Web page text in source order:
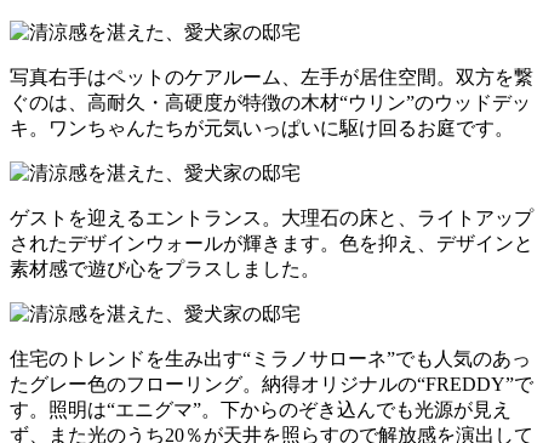
写真右手はペットのケアルーム、左手が居住空間。双方を繋
ぐのは、高耐久・高硬度が特徴の木材“ウリン”のウッドデッ
キ。ワンちゃんたちが元気いっぱいに駆け回るお庭です。
ゲストを迎えるエントランス。大理石の床と、ライトアップ
されたデザインウォールが輝きます。色を抑え、デザインと
素材感で遊び心をプラスしました。
住宅のトレンドを生み出す“ミラノサローネ”でも人気のあっ
たグレー色のフローリング。納得オリジナルの“FREDDY”で
す。照明は“エニグマ”。下からのぞき込んでも光源が見え
ず、また光のうち20％が天井を照らすので解放感を演出して